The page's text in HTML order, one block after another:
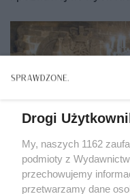
Drogi
My, naszych 1162
podmioty z
przechowujemy
przetwarzamy dane